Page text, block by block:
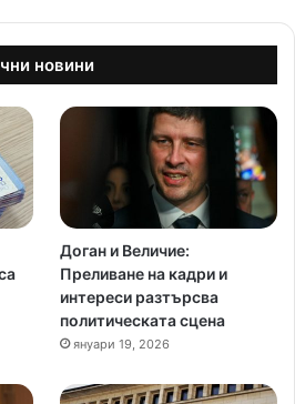
новини
Доган и Величие:
Преливане на кадри и
интереси разтърсва
политическата сцена
януари 19, 2026